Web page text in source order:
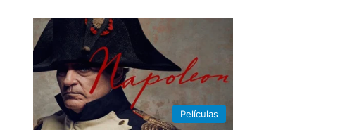
Películas